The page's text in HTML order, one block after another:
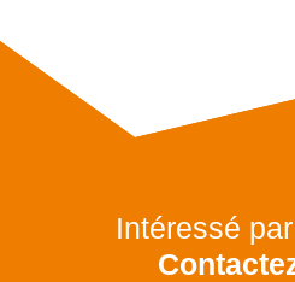
Intéressé